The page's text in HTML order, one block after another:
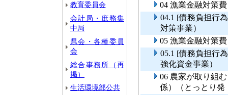
教育委員会
会計局・庶務集
中局
県会・各種委員
会
総合事務所（再
掲）
生活環境部公共
04 漁業金融対策
04.1 [債務負担行
対策事業）
05 漁業金融対策
05.1 [債務負担行
強化資金事業）
06 農家が取り組
係）（とっとり発